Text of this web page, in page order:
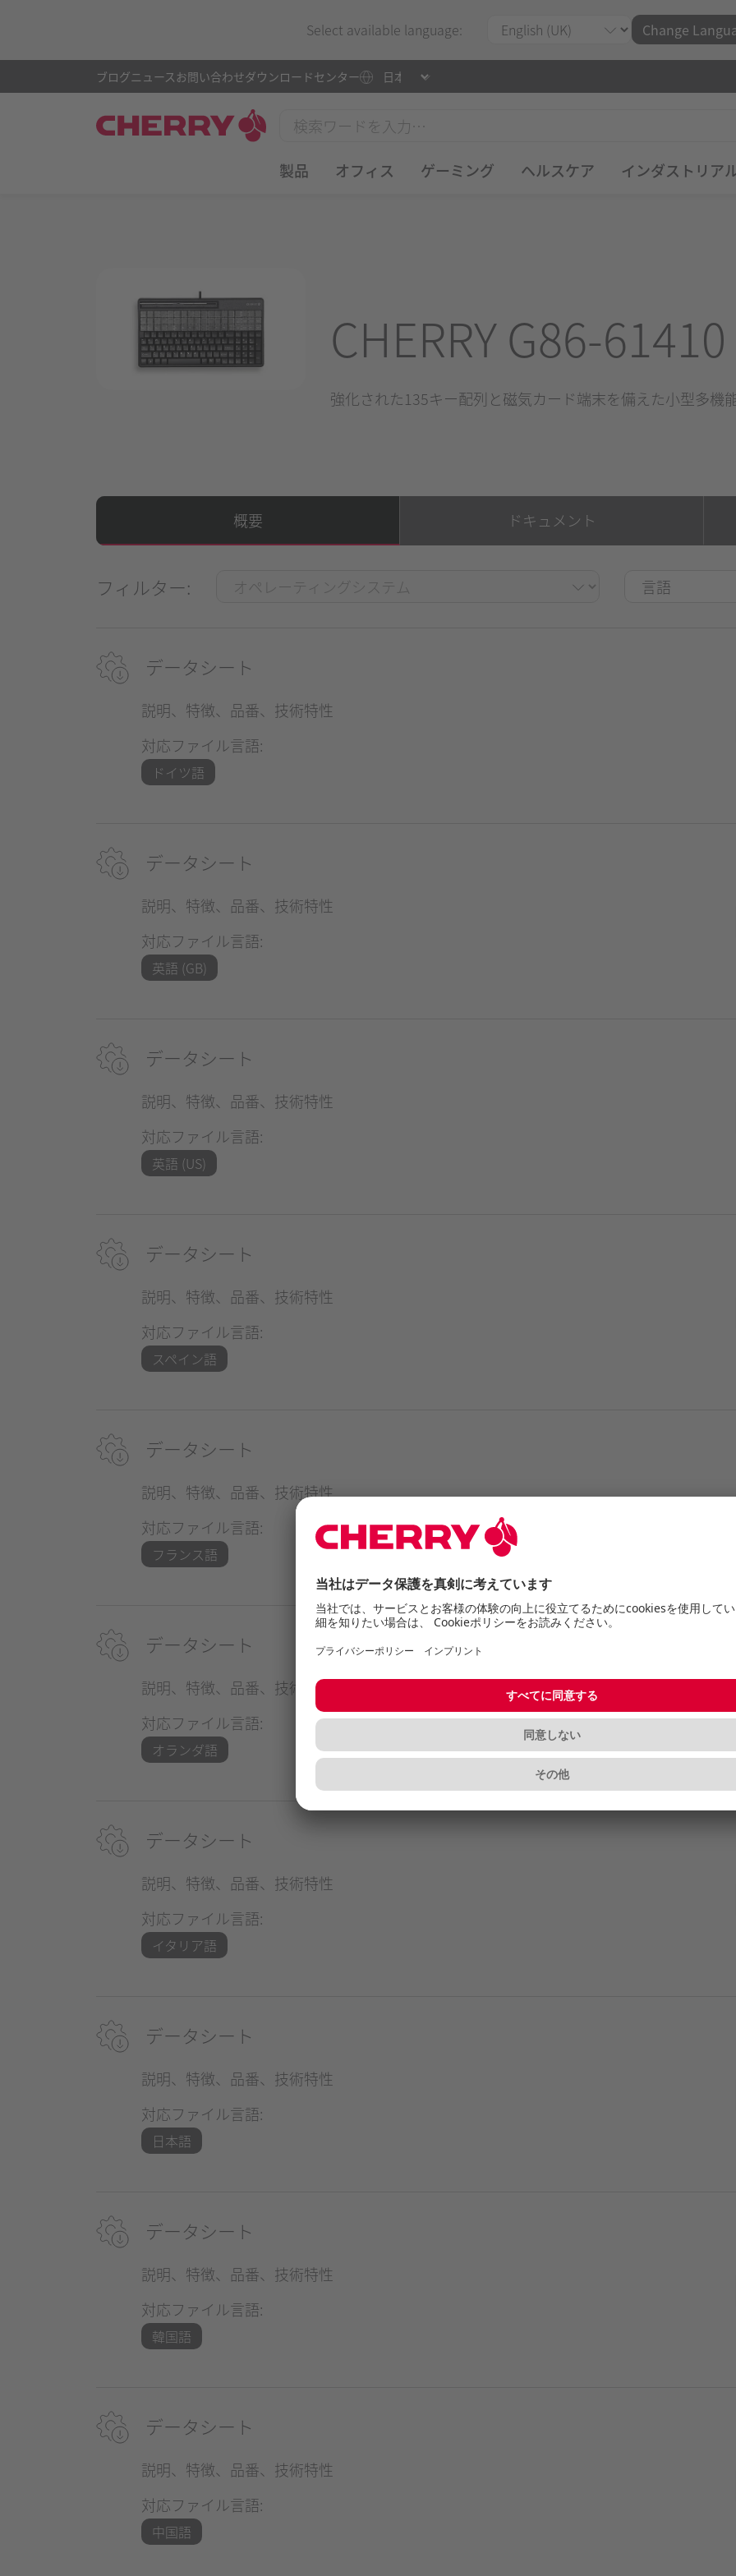
Select available language: Change
製品 オフィス ゲーミング ヘルスケア インダストリア
ブログニュース お問い合わせダウンロードセンター
CHERRY G86-61410
強化された135キー配列と磁気カード端末を備えた小型多機
概要 ドキュメント
フィルター:
データシート
説明、特徴、品番、技術特性
対応ファイル言語:
ドイツ語
データシート
説明、特徴、品番、技術特性
対応ファイル言語:
英語 (GB)
データシート
説明、特徴、品番、技術特性
対応ファイル言語:
英語 (US)
データシート
説明、特徴、品番、技術特性
対応ファイル言語:
スペイン語
データシート
説明、特徴、品番、技術特性
対応ファイル言語:
フランス語
データシート
説明、特徴、品番、技術特性
対応ファイル言語:
オランダ語
データシート
説明、特徴、品番、技術特性
対応ファイル言語:
イタリア語
データシート
説明、特徴、品番、技術特性
対応ファイル言語:
日本語
データシート
説明、特徴、品番、技術特性
対応ファイル言語:
韓国語
データシート
説明、特徴、品番、技術特性
対応ファイル言語:
中国語